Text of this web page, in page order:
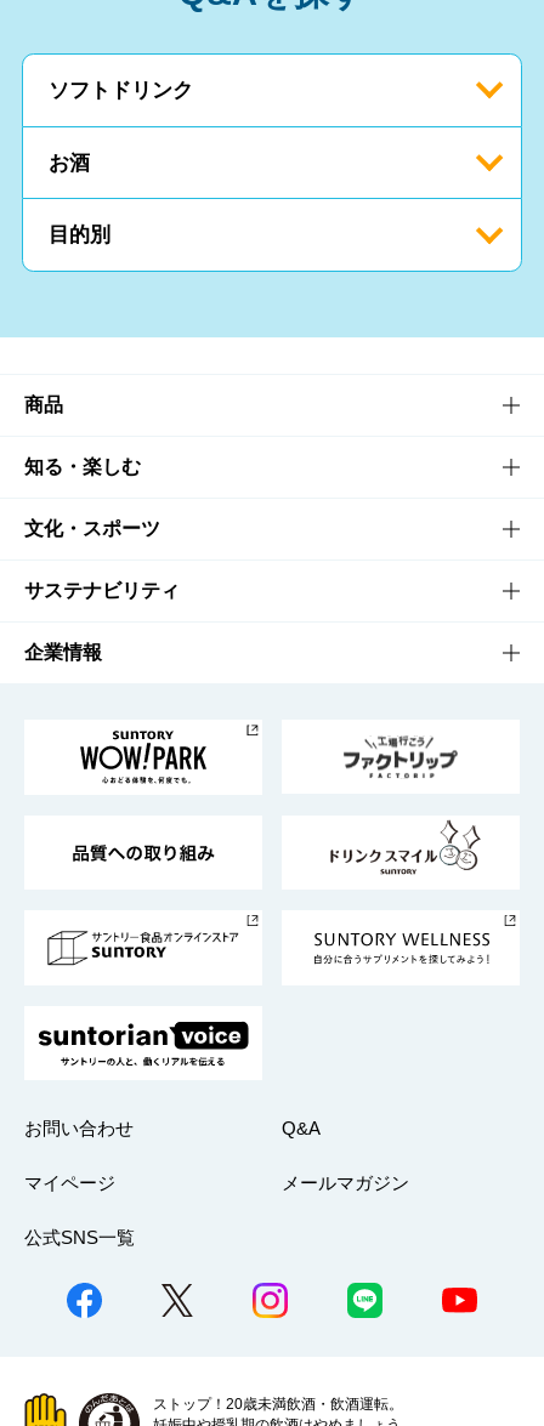
ソフトドリンク
お酒
目的別
商品
商品TOP
商品一覧
商品発売情報
栄養成分一覧
知る・楽しむ
知る・楽しむTOP
キャンペーン
工場見学
地域情報
文化・スポーツ
文化・スポーツTOP
サントリーホール
サントリーサンバーズ大阪
サステナビリティ
サステナビリティTOP
サントリーが考えるサステナビリティ経営
企業情報
企業概要
採用情報
お問い合わせ Q&A
マイページ メールマガジン
公式SNS一覧
ストップ！20歳未満飲酒・飲酒運転。